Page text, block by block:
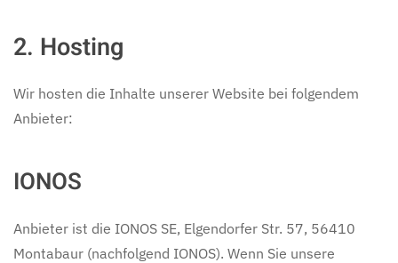
2. Hosting
Wir hosten die Inhalte unserer Website bei folgendem
Anbieter:
IONOS
Anbieter ist die IONOS SE, Elgendorfer Str. 57, 56410
Montabaur (nachfolgend IONOS). Wenn Sie unsere